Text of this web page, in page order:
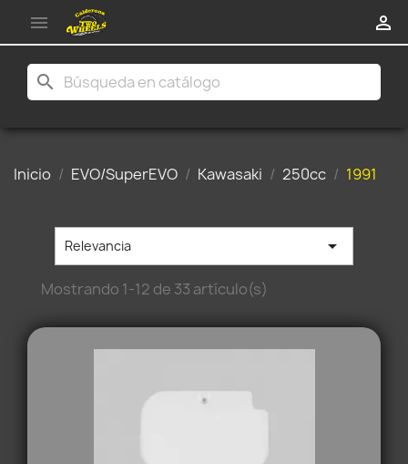
 
search
Inicio EVO/SuperEVO Kawasaki 250cc 1991
Relevancia 
Mostrando 1-12 de 33 artículo(s)